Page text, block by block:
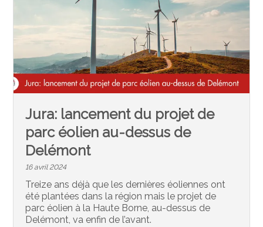
Jura: lancement du projet de
parc éolien au-dessus de
Delémont
16 avril 2024
Treize ans déjà que les dernières éoliennes ont
été plantées dans la région mais le projet de
parc éolien à la Haute Borne, au-dessus de
Delémont, va enfin de l’avant.